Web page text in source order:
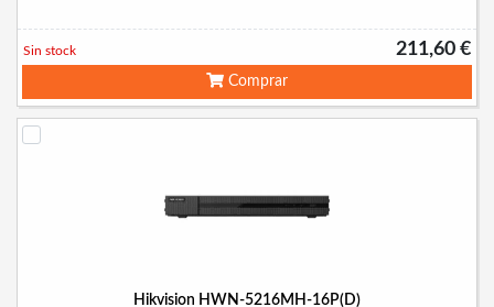
211,60 €
Sin stock
Comprar
Hikvision HWN-5216MH-16P(D)